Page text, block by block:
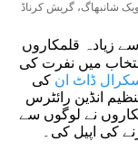
شانبھاگ، گریش کرناڈ
ملک کی مختلف زبانوں کے 200 سے زیادہ قلمکاروں
میں نفرت کی
ڈاٹ ان کی
انڈین رائٹرس
نے لوگوں سے
کی اپیل کی۔